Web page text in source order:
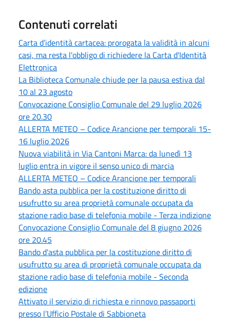
Contenuti correlati
Carta d’identità cartacea: prorogata la validità in alcuni
casi, ma resta l'obbligo di richiedere la Carta d'Identità
Elettronica
La Biblioteca Comunale chiude per la pausa estiva dal
10 al 23 agosto
Convocazione Consiglio Comunale del 29 luglio 2026
ore 20.30
ALLERTA METEO – Codice Arancione per temporali 15-
16 luglio 2026
Nuova viabilità in Via Cantoni Marca: da lunedì 13
luglio entra in vigore il senso unico di marcia
ALLERTA METEO – Codice Arancione per temporali
Bando asta pubblica per la costituzione diritto di
usufrutto su area proprietà comunale occupata da
stazione radio base di telefonia mobile - Terza indizione
Convocazione Consiglio Comunale del 8 giugno 2026
ore 20.45
Bando d'asta pubblica per la costituzione diritto di
usufrutto su area di proprietà comunale occupata da
stazione radio base di telefonia mobile - Seconda
edizione
Attivato il servizio di richiesta e rinnovo passaporti
presso l’Ufficio Postale di Sabbioneta